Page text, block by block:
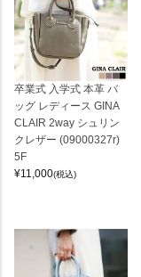
卒業式 入学式 本革 バ
ッグ レディース GINA
CLAIR 2way シュリン
クレザー (09000327r)
5F
¥11,000(税込)